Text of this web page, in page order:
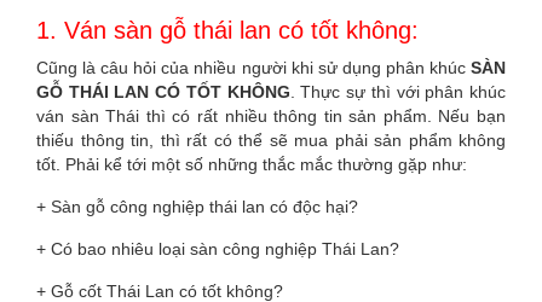
CÔNG
NGHIỆP
2026
1. Ván sàn gỗ thái lan có tốt không:
Cũng là câu hỏi của nhiều người khi sử dụng phân khúc SÀN
GỖ THÁI LAN CÓ TỐT KHÔNG . Thực sự thì với phân khúc
ván sàn Thái thì có rất nhiều thông tin sản phẩm. Nếu bạn
thiếu thông tin, thì rất có thể sẽ mua phải sản phẩm không
tốt. Phải kể tới một số những thắc mắc thường gặp như:
+ Sàn gỗ công nghiệp thái lan có độc hại?
+ Có bao nhiêu loại sàn công nghiệp Thái Lan?
+ Gỗ cốt Thái Lan có tốt không?